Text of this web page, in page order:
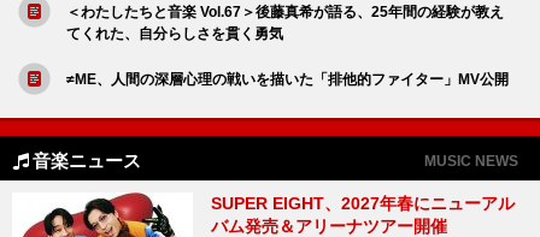
＜わたしたちと音楽 Vol.67＞後藤真希が語る、25年間の経験が教え
てくれた、自分らしさを貫く勇気
≠ME、人間の深層心理の戦いを描いた「排他的ファイター」MV公開
音楽ニュース MUSIC NEWS
SUPER EIGHT、2027年春にニューアル
バム発売＆アリーナツアー開催